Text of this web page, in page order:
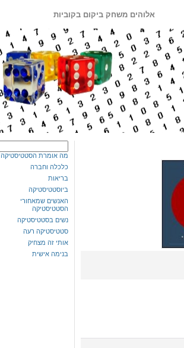
אלוהים משחק ביקום בקוביות
מה אומרת הסטטיסטיקה
כלכלה וחברה
בריאות
ביוסטטיסטיקה
האנשים שמאחורי
הסטטיסטיקה
נשים בסטטיסטיקה
סטטיסטיקה רעה
אותי זה מצחיק
בנימה אישית